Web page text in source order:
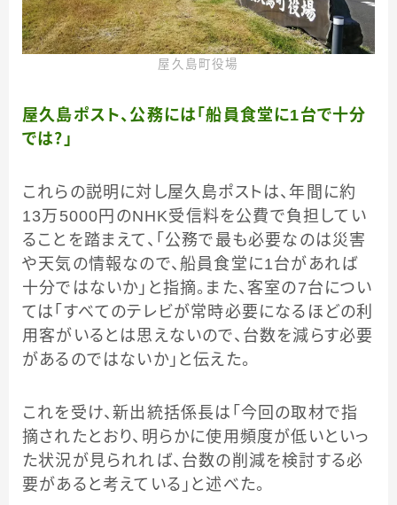
屋久島町役場
屋久島ポスト、公務には「船員食堂に1台で十分
では？」
これらの説明に対し屋久島ポストは、年間に約
13万5000円のNHK受信料を公費で負担してい
ることを踏まえて、「公務で最も必要なのは災害
や天気の情報なので、船員食堂に1台があれば
十分ではないか」と指摘。また、客室の7台につい
ては「すべてのテレビが常時必要になるほどの利
用客がいるとは思えないので、台数を減らす必要
があるのではないか」と伝えた。
これを受け、新出統括係長は「今回の取材で指
摘されたとおり、明らかに使用頻度が低いといっ
た状況が見られれば、台数の削減を検討する必
要があると考えている」と述べた。